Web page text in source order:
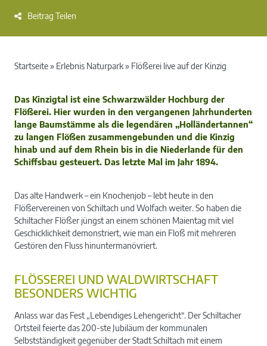
Beitrag Teilen
Startseite» Erlebnis Naturpark» Flößerei live auf der Kinzig
Das Kinzigtal ist eine Schwarzwälder Hochburg der
Flößerei. Hier wurden in den vergangenen Jahrhunderten
lange Baumstämme als die legendären „Holländertannen“
zu langen Flößen zusammengebunden und die Kinzig
hinab und auf dem Rhein bis in die Niederlande für den
Schiffsbau gesteuert. Das letzte Mal im Jahr 1894.
Das alte Handwerk – ein Knochenjob – lebt heute in den
Flößervereinen von Schiltach und Wolfach weiter. So haben die
Schiltacher Flößer jüngst an einem schönen Maientag mit viel
Geschicklichkeit demonstriert, wie man ein Floß mit mehreren
Gestören den Fluss hinuntermanövriert.
FLÖSSEREI UND WALDWIRTSCHAFT B
ESONDERS WICHTIG
Anlass war das Fest „Lebendiges Lehengericht“. Der Schiltacher
Ortsteil feierte das 200-ste Jubiläum der kommunalen
Selbstständigkeit gegenüber der Stadt Schiltach mit einem